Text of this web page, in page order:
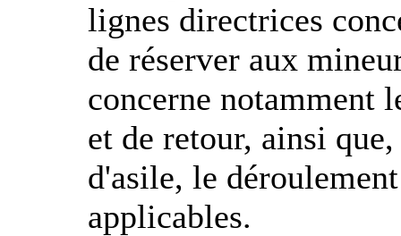
lignes directrices
de réserver aux
concerne notamment
et de retour, ainsi
d'asile, le
applicables.